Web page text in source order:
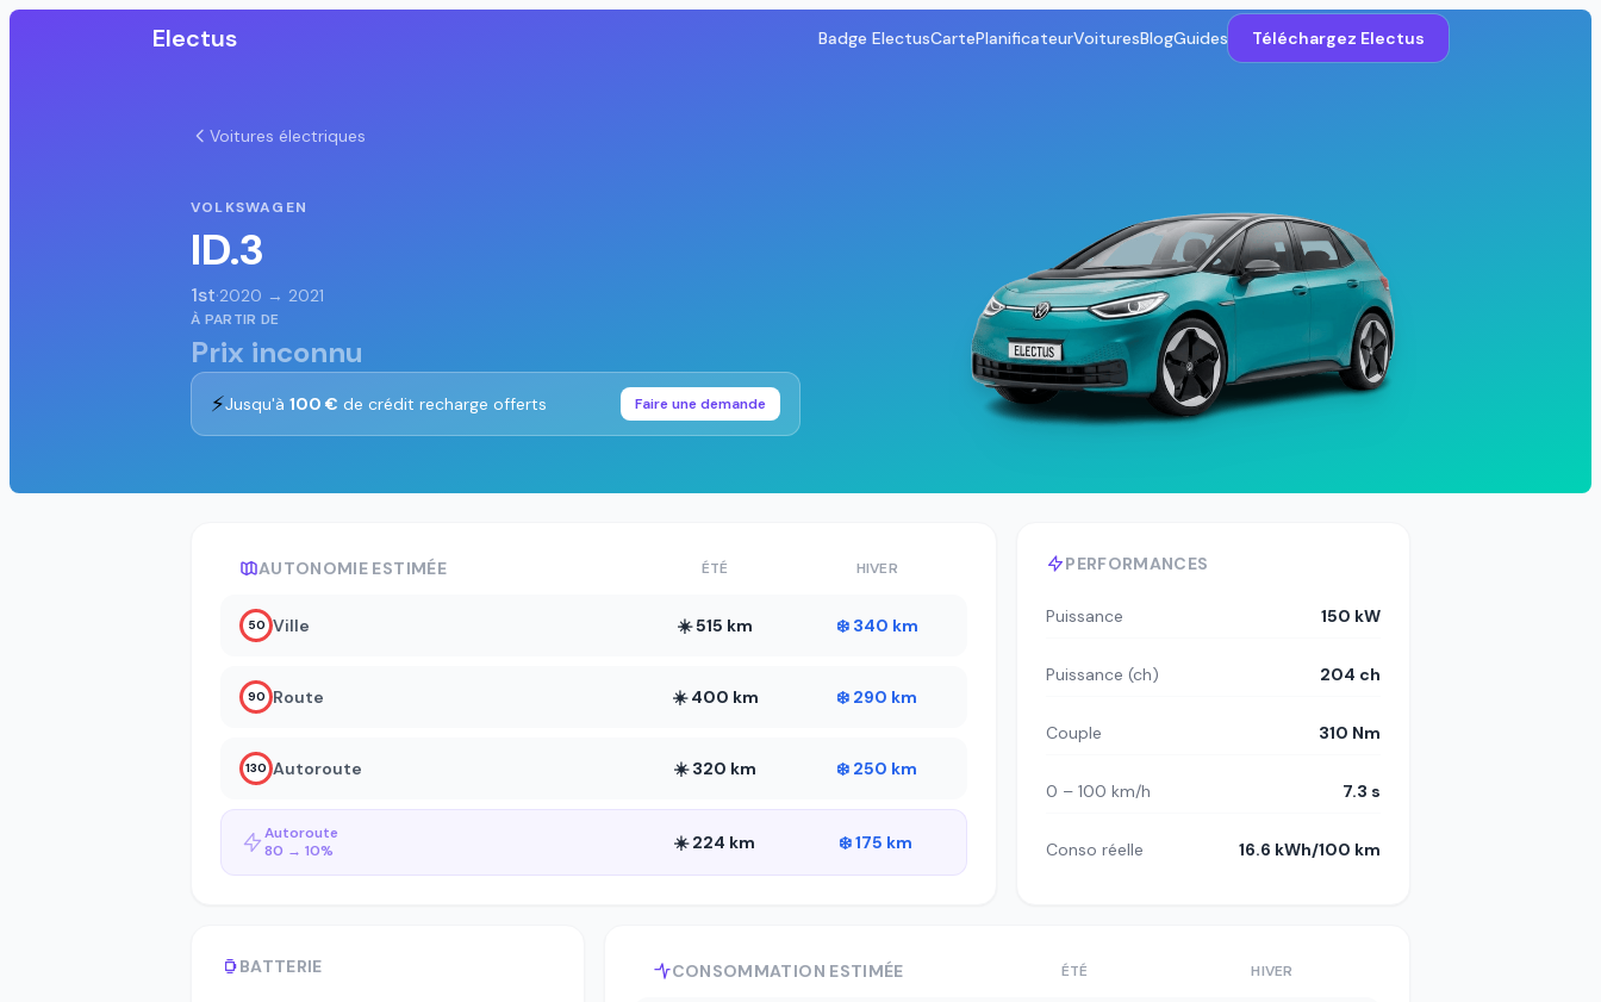
Electus Badge ElectusCartePlanificateurVoituresBlogGuides Téléchargez Electus
Voitures électriques
VOLKSWAGEN
ID.3
1st·2020 → 2021
À PARTIR DE
Prix inconnu
⚡Jusqu'à 100 € de crédit recharge offerts Faire une demande
AUTONOMIE ESTIMÉE ÉTÉ HIVER
50 Ville ☀️ 515 km ❄️ 340 km
90 Route ☀️ 400 km ❄️ 290 km
130 Autoroute ☀️ 320 km ❄️ 250 km
Autoroute
80 → 10%
☀️ 224 km ❄️ 175 km
PERFORMANCES
Puissance 150 kW
Puissance (ch) 204 ch
Couple 310 Nm
0 – 100 km/h 7.3 s
Conso réelle 16.6 kWh/100 km
BATTERIE CONSOMMATION ESTIMÉE ÉTÉ HIVER